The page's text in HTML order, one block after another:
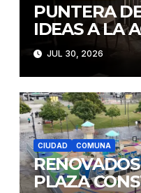
PUNTERA
IDEAS A LA
JUL 30, 2026
CIUDAD COMUNA
PLAZA